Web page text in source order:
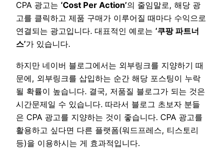
CPA 광고는 ‘Cost Per Action’의 줄임말로, 해당 광
고를 클릭하고 제품 구매가 이루어질 때마다 수익으로
연결되는 광고입니다. 대표적인 예로는 ‘쿠팡 파트너
스’가 있습니다.
하지만 네이버 블로그에서는 외부링크를 지양하기 때
문에, 외부링크를 삽입하는 순간 해당 포스팅이 누락
될 확률이 높습니다. 결국, 저품질 블로그가 되는 것은
시간문제일 수 있습니다. 따라서 블로그 초보자 분들
은 CPA 광고를 지양하는 것이 좋습니다. CPA 광고를
활용하고 싶다면 다른 플랫폼(워드프레스, 티스토리
등)을 이용하시는 게 효과적입니다.